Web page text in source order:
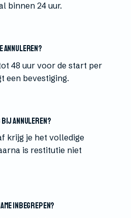
binnen 24 uur.
annuleren?
48 uur voor de start per
een bevestiging.
annuleren?
krijg je het volledige
is restitutie niet
inbegrepen?